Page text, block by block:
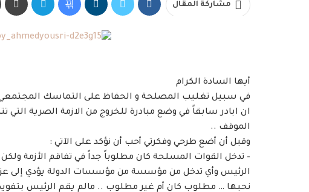
مشاركة المقال
أيها السادة الكرام
في سبيل تغليب المصلحة و الحفاظ على التماسك
ان ابادر سابقاً في وضع مبادرة للخروج من الازمة الصرية
الموقف ..
وقبل أن أضع طرحي وفكرتي أحب أن نؤكد على الآتي :
– تدخل القوات المسلحة كان مطلوباً جداً في تفاقم الأزمة
الرئيس وأي تدخل من مؤسسة من مؤسسات الدولة يؤدي إلى عزل
نحبها … مطلوب كان أم غير مطلوب .. مالم يقم الرئيس